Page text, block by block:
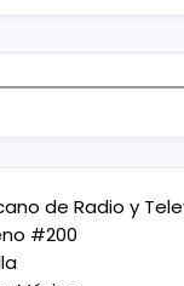
de Radio y
#200